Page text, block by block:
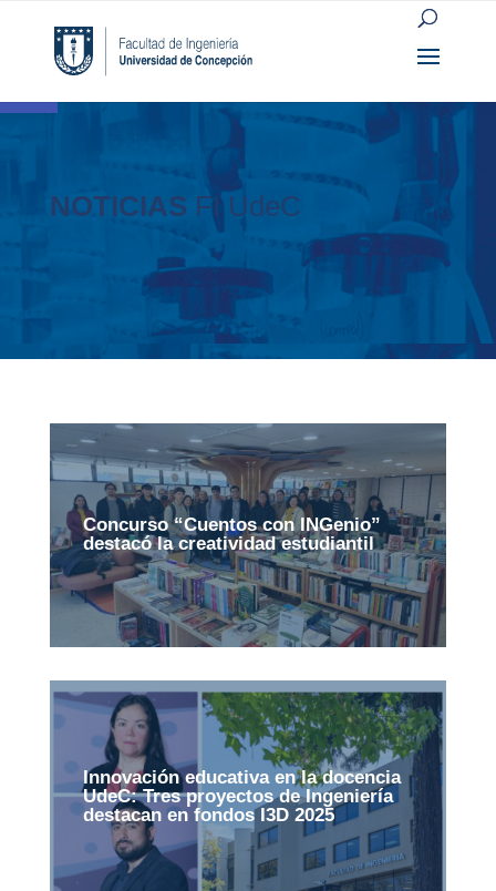
Open toolbar
NOTICIAS FI UdeC
Concurso “Cuentos con INGenio”
destacó la creatividad estudiantil
Innovación educativa en la docencia
UdeC: Tres proyectos de Ingeniería
destacan en fondos I3D 2025